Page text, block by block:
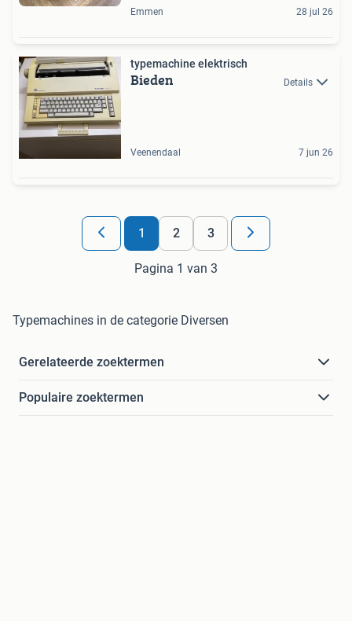
Emmen 28 jul 26
typemachine elektrisch
Bieden Details
Veenendaal 7 jun 26
1 2 3
Pagina 1 van 3
Typemachines in de categorie Diversen
Gerelateerde zoektermen
Populaire zoektermen